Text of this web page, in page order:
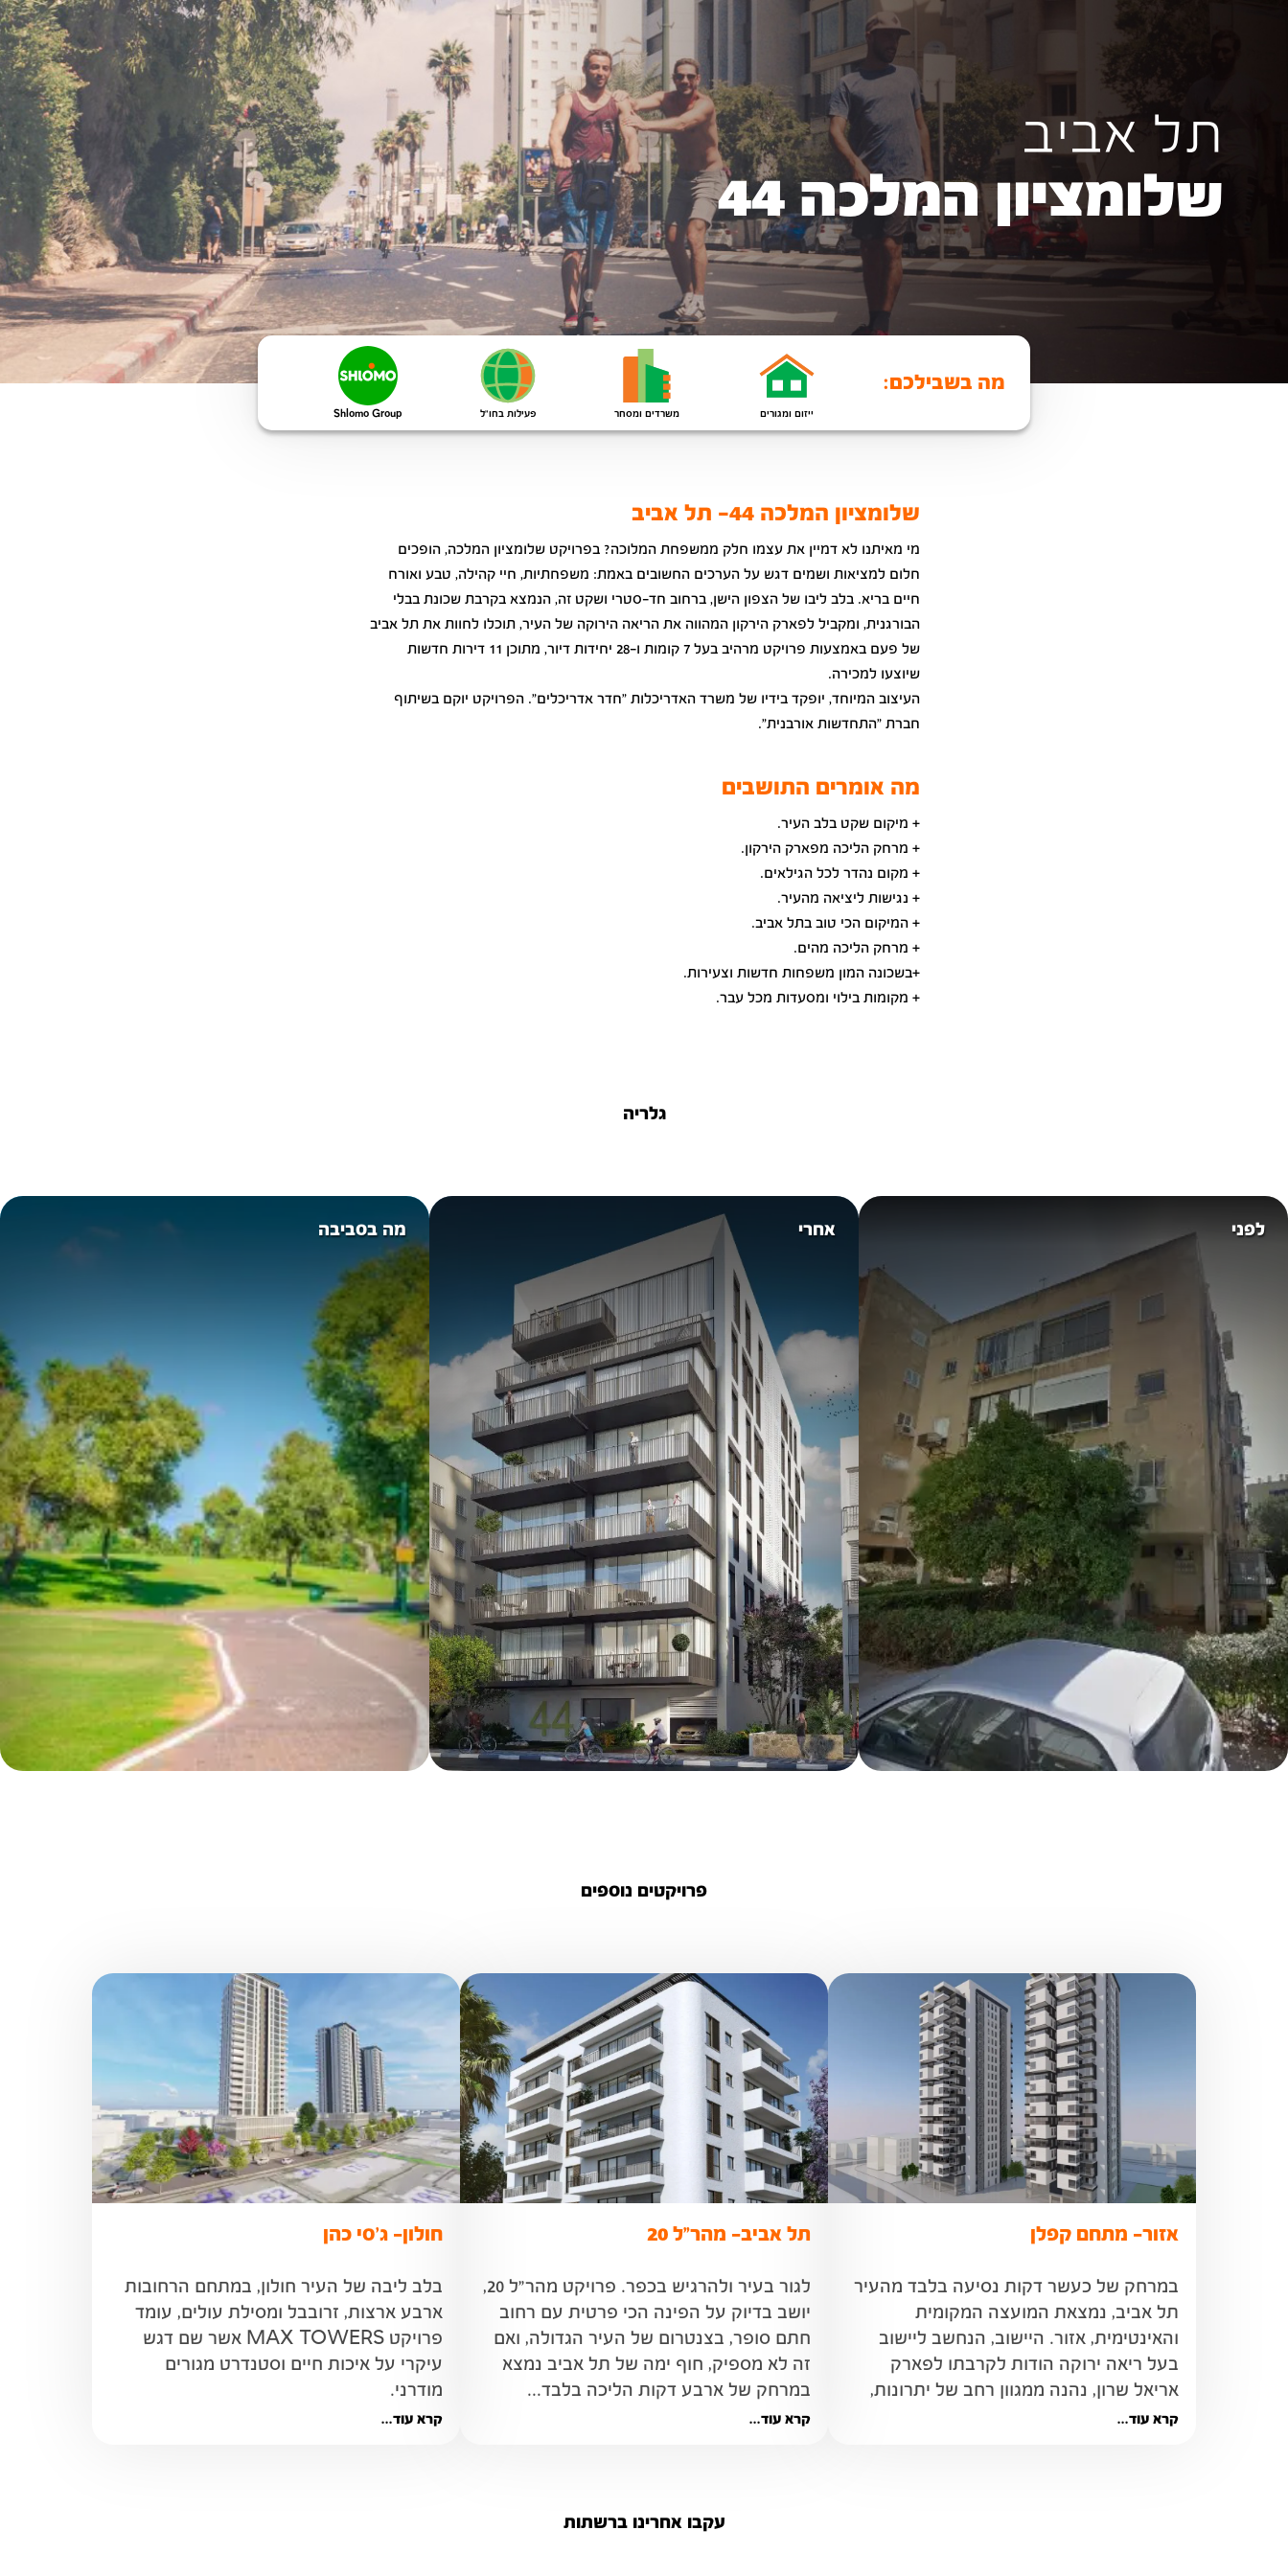
תל אביב
שלומציון המלכה 44
מה בשבילכם:
ייזום ומגורים משרדים ומסחר פעילות בחו"ל Shlomo Group
שלומציון המלכה 44- תל אביב
מי מאיתנו לא דמיין את עצמו חלק ממשפחת המלוכה? בפרויקט שלומציון המלכה, הופכים
חלום למציאות ושמים דגש על הערכים החשובים באמת: משפחתיות, חיי קהילה, טבע ואורח
חיים בריא. בלב ליבו של הצפון הישן, ברחוב חד-סטרי ושקט זה, הנמצא בקרבת שכונת בבלי
הבורגנית, ומקביל לפארק הירקון המהווה את הריאה הירוקה של העיר, תוכלו לחוות את תל אביב
של פעם באמצעות פרויקט מרהיב בעל 7 קומות ו-28 יחידות דיור, מתוכן 11 דירות חדשות
שיוצעו למכירה.
העיצוב המיוחד, יופקד בידיו של משרד האדריכלות "חדר אדריכלים". הפרויקט יוקם בשיתוף
חברת "התחדשות אורבנית".
מה אומרים התושבים
+ מיקום שקט בלב העיר.
+ מרחק הליכה מפארק הירקון.
+ מקום נהדר לכל הגילאים.
+ נגישות ליציאה מהעיר.
+ המיקום הכי טוב בתל אביב.
+ מרחק הליכה מהים.
+בשכונה המון משפחות חדשות וצעירות.
+ מקומות בילוי ומסעדות מכל עבר.
גלריה
לפני אחרי מה בסביבה
פרויקטים נוספים
אזור- מתחם קפלן
קרא עוד...
תל אביב- מהר"ל 20
במרחק של ארבע דקות הליכה בלבד...
קרא עוד...
חולון- ג'סי כהן
מודרני.
קרא עוד...
עקבו אחרינו ברשתות